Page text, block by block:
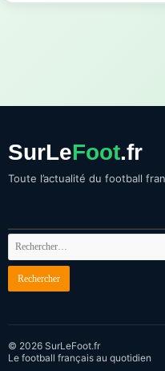
SurLeFoot.fr
Toute l’actualité du football
© 2026 SurLeFoot.fr
Le football français au quotidien